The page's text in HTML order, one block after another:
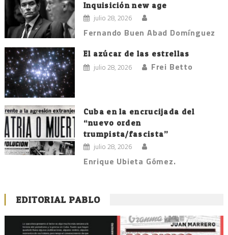
Inquisición new age
julio 28, 2026
Fernando Buen Abad Domínguez
El azúcar de las estrellas
julio 28, 2026 Frei Betto
Cuba en la encrucijada del
“nuevo orden
trumpista/fascista”
julio 28, 2026
Enrique Ubieta Gómez.
EDITORIAL PABLO